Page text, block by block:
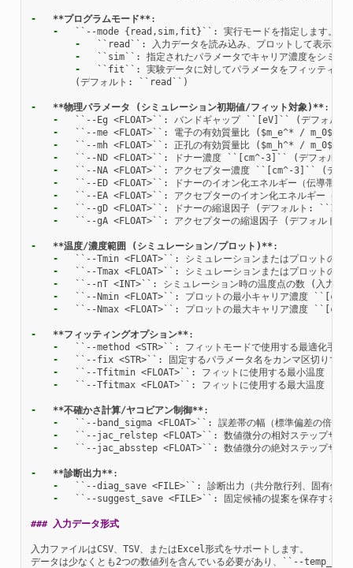
- **プログラムモード**
-
-
-
-
``fit``: 実験データに対してパラメータをフィッティン
        (デフォルト: ``read``)
- **物理パラメータ (シミュレーション初期値/フィット対象)**
-
-
-
-
-
-
-
-
-
``--gA <FLOAT>``: アクセプターの縮退因子 (デフォルト:
- **温度/濃度範囲 (シミュレーション/プロット)**
-
-
-
-
-
``--Nmax <FLOAT>``: プロットの最大キャリア濃度
- **フィッティングオプション**
-
-
-
-
``--Tfitmax <FLOAT>``: フィットに使用する最大温度
- **不確かさ計算/ヤコビアン制御**
-
-
-
``--jac_absstep <FLOAT>``: 数値微分の絶対ステップサイ
- **診断出力**
-
-
``--suggest_save <FILE>``: 固定候補の提案を保存する
### 入力データ形式
入力ファイルはCSV、TSV、またはExcel形式をサポートします。
データは少なくとも2つの数値列を含んでいる必要があり、``--